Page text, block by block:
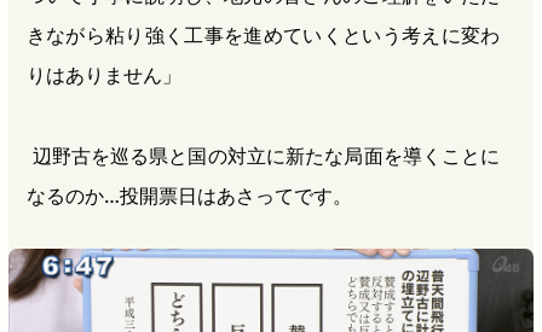
きながら粘り強く工事を進めていくという考えに変わ
りはありません」
辺野古を巡る県と国の対立に新たな局面を導くことに
なるのか…投開票日はあさってです。